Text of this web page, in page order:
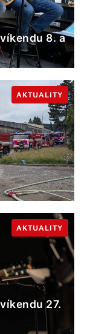
8. a
AKTUALITY
27.
AKTUALITY